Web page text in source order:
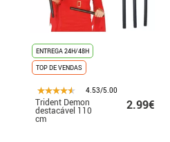
ENTREGA 24H/48H
TOP DE VENDAS
4.53/5.00
Trident Demon
destacável 110
cm
2.99€